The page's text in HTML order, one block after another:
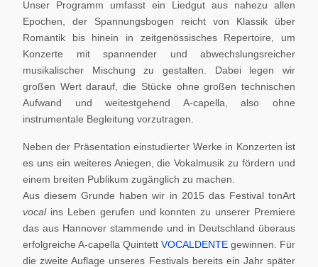
Unser Programm umfasst ein Liedgut aus nahezu allen
Epochen, der Spannungsbogen reicht von Klassik über
Romantik bis hinein in zeitgenössisches Repertoire, um
Konzerte mit spannender und abwechslungsreicher
musikalischer Mischung zu gestalten. Dabei legen wir
großen Wert darauf, die Stücke ohne großen technischen
Aufwand und weitestgehend A-capella, also ohne
instrumentale Begleitung vorzutragen.
Neben der Präsentation einstudierter Werke in Konzerten ist
es uns ein weiteres Aniegen, die Vokalmusik zu fördern und
einem breiten Publikum zugänglich zu machen.
Aus diesem Grunde haben wir in 2015 das Festival tonArt
vocal ins Leben gerufen und konnten zu unserer Premiere
das aus Hannover stammende und in Deutschland überaus
erfolgreiche A-capella Quintett VOCALDENTE gewinnen. Für
die zweite Auflage unseres Festivals bereits ein Jahr später